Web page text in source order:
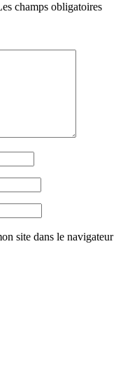
champs obligatoires
site dans le navigateur